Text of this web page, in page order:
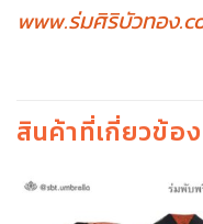
www.ร่มศิริบัวทอง
สินค้าที่เกี่ยวข้อง